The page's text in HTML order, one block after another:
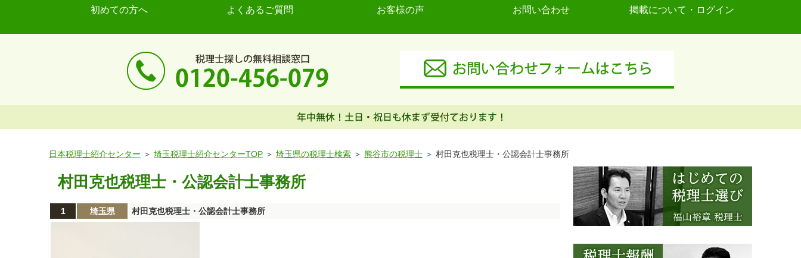
初めての方へ よくあるご質問 お客様の声 お問い合わせ 掲載について・ログイン
日本税理士紹介センター 埼玉税理士紹介センターTOP 埼玉県の税理士検索 熊谷市の税理士 村田克也税理士・公認会計士事務所
村田克也税理士・公認会計士事務所
1 埼玉県 村田克也税理士・公認会計士事務所